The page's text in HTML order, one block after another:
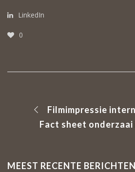
LinkedIn
0
MEEST RECENTE BERICHTEN